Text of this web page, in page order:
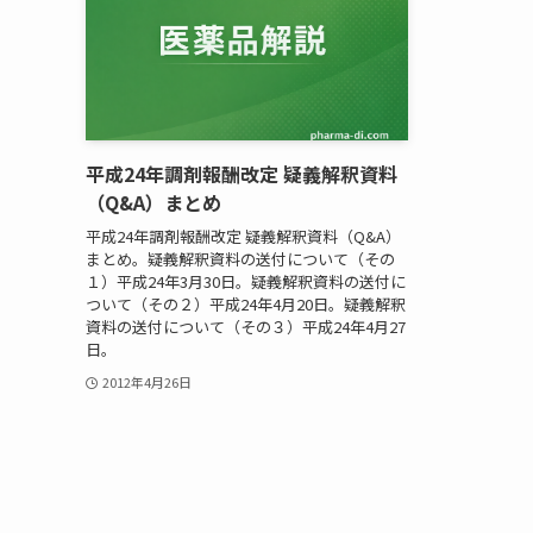
平成24年調剤報酬改定 疑義解釈資料
（Q&A）まとめ
平成24年調剤報酬改定 疑義解釈資料（Q&A）
まとめ。疑義解釈資料の送付について（その
１）平成24年3月30日。疑義解釈資料の送付に
ついて（その２）平成24年4月20日。疑義解釈
資料の送付について（その３）平成24年4月27
日。
2012年4月26日